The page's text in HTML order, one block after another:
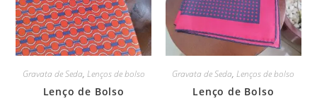
Gravata de Seda, Lenços de bolso
Lenço de Bolso
Gravata de Seda,Lenços de bolso
Lenço de Bolso